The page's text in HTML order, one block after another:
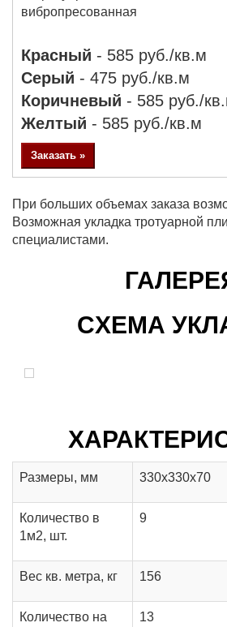
Красный - 585 руб./кв.м
Серый - 475 руб./кв.м
Коричневый - 585 руб./
Желтый - 585 руб./кв.м
Заказать »
При больших объемах заказа
Возможная укладка тротуарной
специалистами.
CХЕМА
Размеры, мм 330х330х70
Количество в
1м2, шт.
9
Вес кв. метра, кг 156
Количество на
13